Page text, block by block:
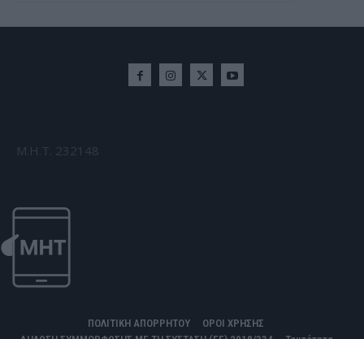
Μ.Η.Τ. 232148
ΠΟΛΙΤΙΚΗ ΑΠΟΡΡΗΤΟΥ
ΟΡΟΙ ΧΡΗΣΗΣ